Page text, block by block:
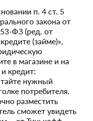
п. 4 ст. 5
закона от
ФЗ (ред. от
(займе)»,
в магазине и на
кредит:
нужный
потребителя.
разместить
сможет увидеть